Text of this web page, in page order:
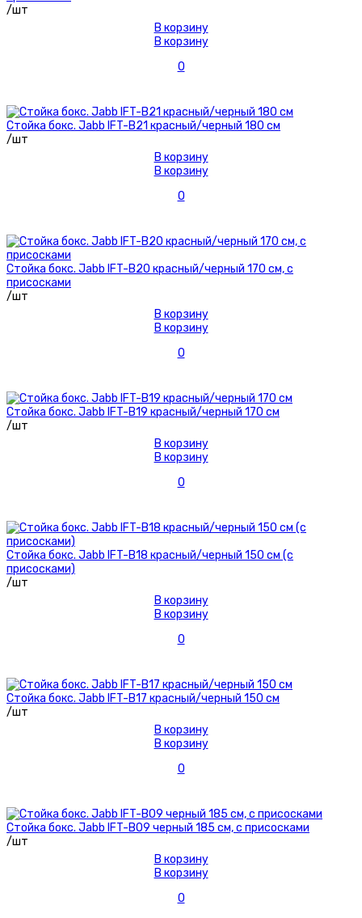
/шт
В корзину
В корзину
0
Стойка бокс. Jabb IFT-B21 красный/черный 180 см
/шт
В корзину
В корзину
0
Стойка бокс. Jabb IFT-B20 красный/черный 170 см, с
присосками
/шт
В корзину
В корзину
0
Стойка бокс. Jabb IFT-B19 красный/черный 170 см
/шт
В корзину
В корзину
0
Стойка бокс. Jabb IFT-B18 красный/черный 150 см (с
присосками)
/шт
В корзину
В корзину
0
Стойка бокс. Jabb IFT-B17 красный/черный 150 см
/шт
В корзину
В корзину
0
Стойка бокс. Jabb IFT-B09 черный 185 см, с присосками
/шт
В корзину
В корзину
0